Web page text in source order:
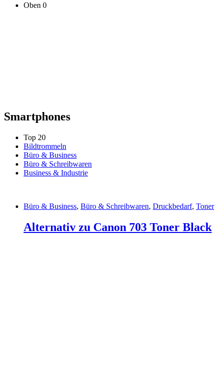
Oben 0
Smartphones
Top 20
Bildtrommeln
Büro & Business
Büro & Schreibwaren
Business & Industrie
Büro & Business, Büro & Schreibwaren, Druckbedarf, Toner
Alternativ zu Canon 703 Toner Black